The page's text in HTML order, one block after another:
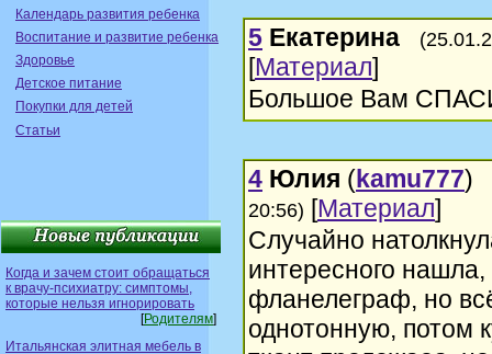
Календарь развития ребенка
Воспитание и развитие ребенка
Здоровье
Детское питание
Покупки для детей
Статьи
Когда и зачем стоит обращаться
к врачу-психиатру: симптомы,
которые нельзя игнорировать
[Родителям]
Итальянская элитная мебель в
5 Екатерина
[Материал]
Большое Вам
4 Юлия (kamu777)
20:56) [Материал]
Случайно
интересного
фланелеграф, но
однотонную, потом